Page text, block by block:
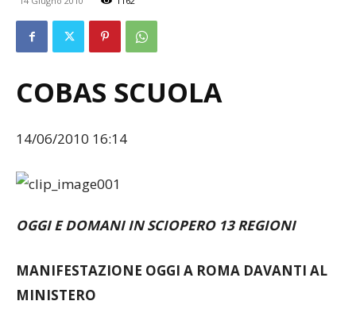
COBAS SCUOLA
14/06/2010 16:14
OGGI E DOMANI IN SCIOPERO 13 REGIONI
MANIFESTAZIONE OGGI A ROMA DAVANTI AL
MINISTERO